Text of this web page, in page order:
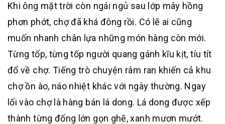
Khi ông mặt trời còn ngái ngủ sau lớp mây hồng
phơn phớt, chợ đã khá đông rồi. Có lẽ ai cũng
muốn nhanh chân lựa những món hàng còn mới.
Từng tốp, từng tốp người quang gánh kĩu kịt, tíu tít
đổ về chợ. Tiếng trò chuyện râm ran khiến cả khu
chợ ồn ào, náo nhiệt khác với ngày thường. Ngay
lối vào chợ là hàng bán lá dong. Lá dong được xếp
thành từng đống lớn gọn ghẽ, xanh mươn mướt.